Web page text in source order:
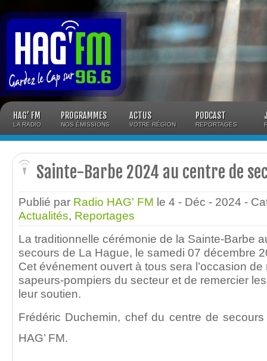
HAG’ FM
LA RADIO
PROGRAMMES
NOS ÉMISSIONS
ACTUS
VOTRE RÉGION
PODCAST
REPORTAGES
Sainte-Barbe 2024 au centre de
Publié par Radio HAG' FM le 4 - Déc - 2024 -
Actualités, Reportages
La traditionnelle cérémonie de la Sainte-Barbe
secours de La Hague, le samedi 07 décembre
Cet événement ouvert à tous sera l’occasion
sapeurs-pompiers du secteur et de remercier
leur soutien.
Frédéric Duchemin, chef du centre de
HAG’ FM.
Panneau de gestion des cookies